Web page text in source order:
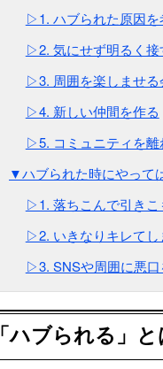
▷1. ハブられた原因を
▷2. 気にせず明るく接
▷3. 周囲を楽しませる
▷4. 新しい仲間を作る
▷5. コミュニティを離
▼ハブられた時にやって
▷1. 落ちこんで引きこ
▷2. いきなりキレてし
▷3. SNSや周囲に悪口
「ハブられる」